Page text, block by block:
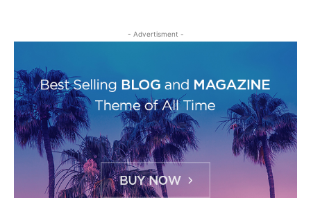
- Advertisment -